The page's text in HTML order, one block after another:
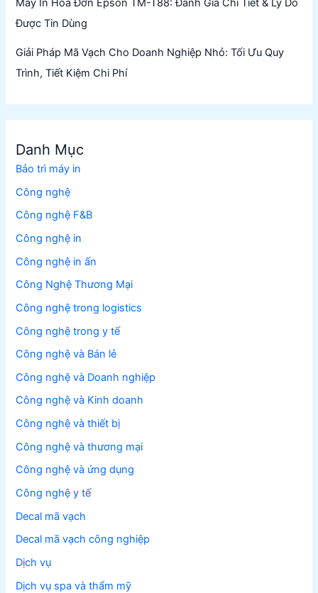
Máy In Hóa Đơn Epson TM-T88: Đánh Giá Chi Tiết & Lý Do
Được Tin Dùng
Giải Pháp Mã Vạch Cho Doanh Nghiệp Nhỏ: Tối Ưu Quy
Trình, Tiết Kiệm Chi Phí
Danh Mục
Bảo trì máy in
Công nghệ
Công nghệ F&B
Công nghệ in
Công nghệ in ấn
Công Nghệ Thương Mại
Công nghệ trong logistics
Công nghệ trong y tế
Công nghệ và Bán lẻ
Công nghệ và Doanh nghiệp
Công nghệ và Kinh doanh
Công nghệ và thiết bị
Công nghệ và thương mại
Công nghệ và ứng dụng
Công nghệ y tế
Decal mã vạch
Decal mã vạch công nghiệp
Dịch vụ
Dịch vụ spa và thẩm mỹ